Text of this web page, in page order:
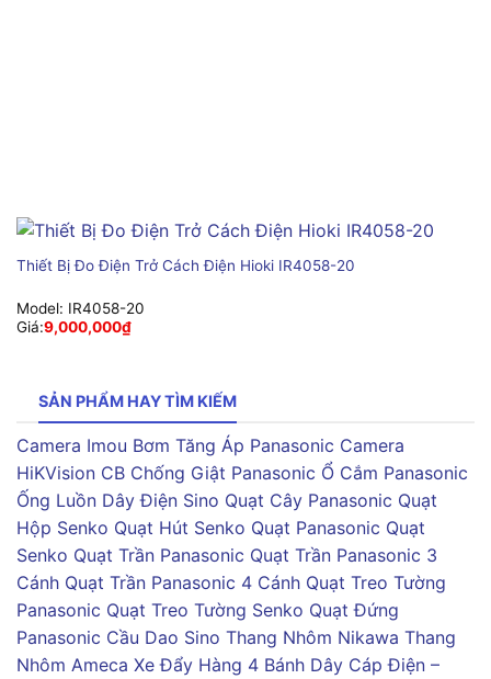
Thiết Bị Đo Điện Trở Cách Điện Hioki IR4058-20
Model: IR4058-20
Giá:9,000,000₫
SẢN PHẨM HAY TÌM KIẾM
Camera Imou Bơm Tăng Áp Panasonic Camera
HiKVision CB Chống Giật Panasonic Ổ Cắm Panasonic
Ống Luồn Dây Điện Sino Quạt Cây Panasonic Quạt
Hộp Senko Quạt Hút Senko Quạt Panasonic Quạt
Senko Quạt Trần Panasonic Quạt Trần Panasonic 3
Cánh Quạt Trần Panasonic 4 Cánh Quạt Treo Tường
Panasonic Quạt Treo Tường Senko Quạt Đứng
Panasonic Cầu Dao Sino Thang Nhôm Nikawa Thang
Nhôm Ameca Xe Đẩy Hàng 4 Bánh Dây Cáp Điện –